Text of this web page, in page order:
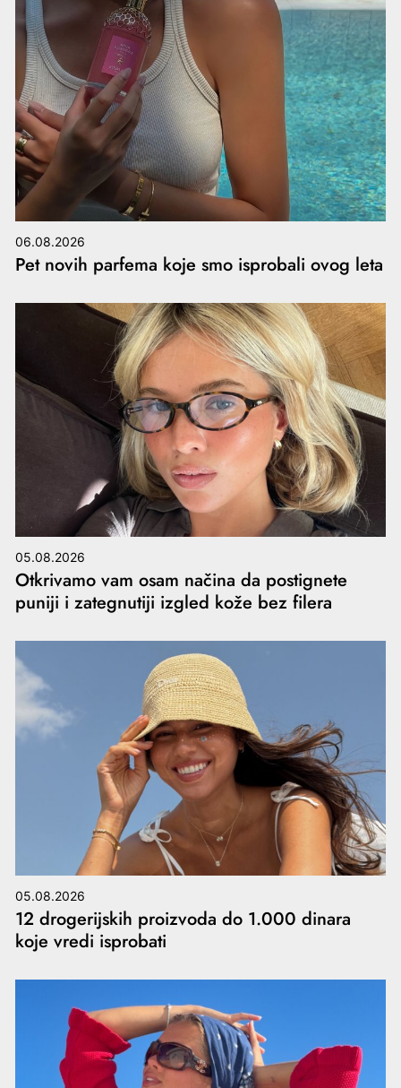
06.08.2026
Pet novih parfema koje smo isprobali ovog leta
05.08.2026
Otkrivamo vam osam načina da postignete
puniji i zategnutiji izgled kože bez filera
05.08.2026
12 drogerijskih proizvoda do 1.000 dinara
koje vredi isprobati